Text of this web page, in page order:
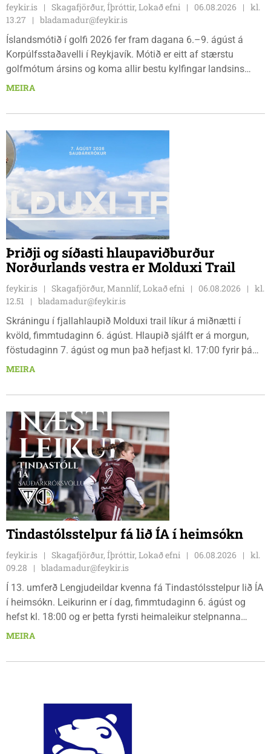
feykir.is Skagafjörður, Íþróttir, Lokað efni 06.08.2026
kl.
13.27
bladamadur@feykir.is
Íslandsmótið í golfi 2026 fer fram dagana 6.–9. ágúst á
Korpúlfsstaðavelli í Reykjavík. Mótið er eitt af stærstu
golfmótum ársins og koma allir bestu kylfingar landsins
saman til að sýna hæfileika sína. Golfklúbbur Skagafjarðar
Dagbjörtu Sísí Einarsdóttur, sem er nýkrýndur klúbbmeistari
MEIRA
Þriðji og síðasti hlaupaviðburður
Norðurlands vestra er Molduxi Trail
feykir.is Skagafjörður, Mannlíf, Lokað efni 06.08.2026
kl.
12.51
bladamadur@feykir.is
Skráningu í fjallahlaupið Molduxi trail líkur á miðnætti í
kvöld, fimmtudaginn 6. ágúst. Hlaupið sjálft er á morgun,
föstudaginn 7. ágúst og mun það hefjast kl. 17:00 fyrir þá
keppendur sem ætla sér 20 km em kl. 18:00 fyrir 12 km
fjölbrautaskólans en þar er líka komið í mark þannig
styðja hlauparana áfram.
MEIRA
Tindastólsstelpur fá lið ÍA í heimsókn
feykir.is Skagafjörður, Íþróttir, Lokað efni 06.08.2026
kl.
09.28
bladamadur@feykir.is
Í 13. umferð Lengjudeildar kvenna fá Tindastólsstelpur lið ÍA
í heimsókn. Leikurinn er í dag, fimmtudaginn 6. ágúst og
hefst kl. 18:00 og er þetta fyrsti heimaleikur stelpnanna
síðan 18. júlí. Spáin fyrir leikinn er fín, lítil háttar rigning og
veðri og skella sér á völlinn.
MEIRA